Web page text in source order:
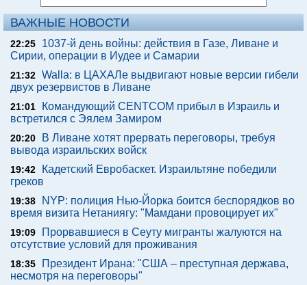
ВАЖНЫЕ НОВОСТИ
22:25
1037-й день войны: действия в Газе, Ливане и
Сирии, операции в Иудее и Самарии
21:32 Walla: в ЦАХАЛе выдвигают новые версии гибели
двух резервистов в Ливане
21:01
Командующий CENTCOM прибыл в Израиль и
встретился с Эялем Замиром
20:20
В Ливане хотят прервать переговоры, требуя
вывода израильских войск
19:42
Кадетский Евробаскет. Израильтяне победили
греков
19:38
NYP: полиция Нью-Йорка боится беспорядков во
время визита Нетаниягу: "Мамдани провоцирует их"
19:09
Прорвавшиеся в Сеуту мигранты жалуются на
отсутствие условий для проживания
18:35
Президент Ирана: "США – преступная держава,
несмотря на переговоры"